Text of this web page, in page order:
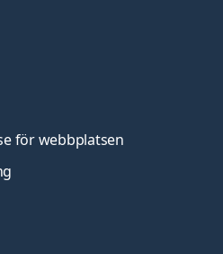
för webbplatsen